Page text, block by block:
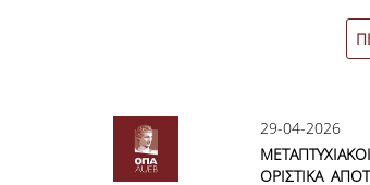
Συνοχή 2021-2027», καλούνται
φοιτητές/τριες να δηλώσουν
Περίοδος Υποβολής Αιτήσεων:
10/09/2026
29-04-2026
ΟΡΙΣΤΙΚΑ